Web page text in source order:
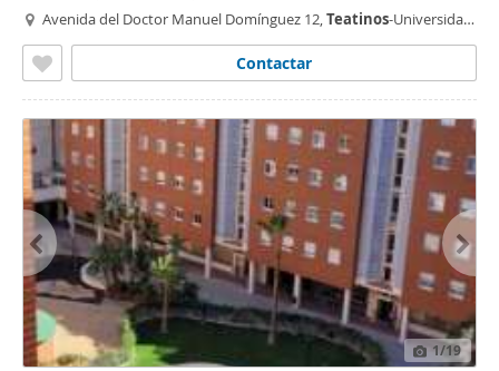
Avenida del Doctor Manuel Domínguez 12,Teatinos-Universidad,
Contactar
1/19